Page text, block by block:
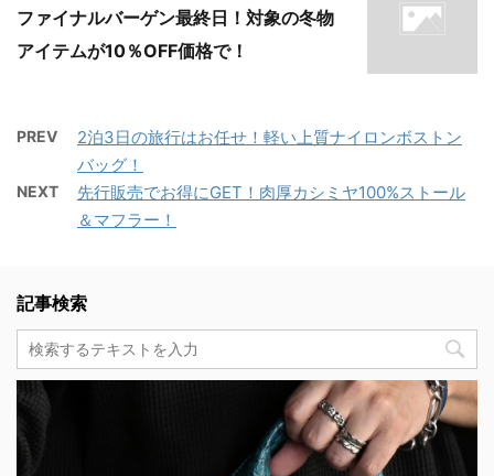
ファイナルバーゲン最終日！対象の冬物
アイテムが10％OFF価格で！
PREV
2泊3日の旅行はお任せ！軽い上質ナイロンボストン
バッグ！
NEXT
先行販売でお得にGET！肉厚カシミヤ100%ストール
＆マフラー！
記事検索